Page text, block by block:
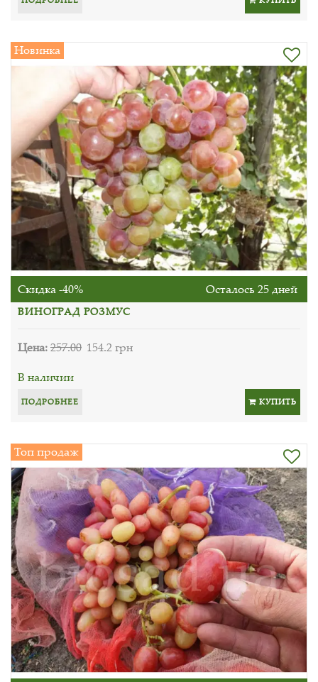
Новинка
Скидка -40% Осталось 25 дней
ВИНОГРАД РОЗМУС
Цена:257.00 154.2 грн
В наличии
ПОДРОБНЕЕ КУПИТЬ
Топ продаж